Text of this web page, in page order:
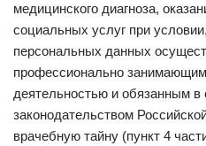
медицинского диагноза,
социальных услуг при
персональных данных
профессионально
деятельностью и обязанным в
законодательством
врачебную тайну (пункт 4